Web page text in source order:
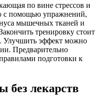
по вине стрессов и
с помощью упражнений,
мышечных тканей и
тренировку стоит
Улучшить эффект можно
Предварительно
подготовки к
без лекарств